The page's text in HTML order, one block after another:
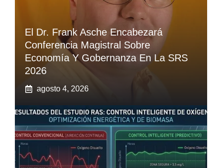
El Dr. Frank Asche Encabezará
Conferencia Magistral Sobre
Economía Y Gobernanza En La SRS
2026
agosto 4, 2026